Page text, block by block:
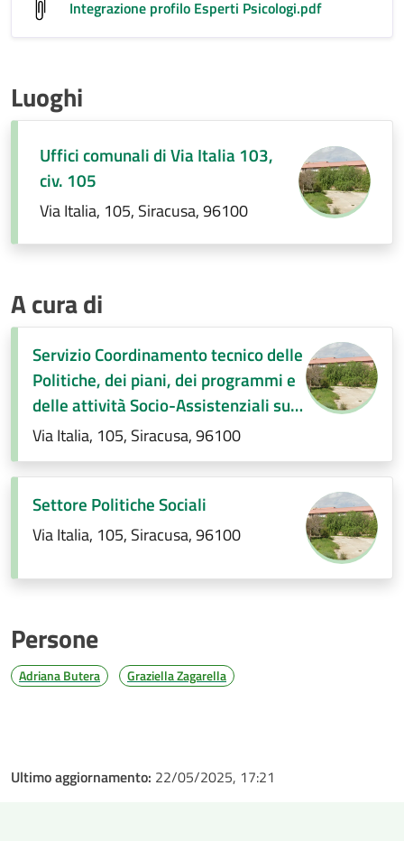
Integrazione profilo Esperti Psicologi.pdf
Luoghi
Uffici comunali di Via Italia 103,
civ. 105
Via Italia, 105, Siracusa, 96100
A cura di
Servizio Coordinamento tecnico delle
Politiche, dei piani, dei programmi e
delle attività Socio-Assistenziali sul
territorio- Interventi di contrasto alla
povertà (E.Q)
Via Italia, 105, Siracusa, 96100
Settore Politiche Sociali
Via Italia, 105, Siracusa, 96100
Persone
Adriana Butera Graziella Zagarella
Ultimo aggiornamento: 22/05/2025, 17:21